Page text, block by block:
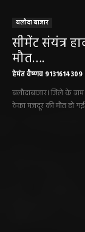
बलौदा बाजार
सीमेंट संयंत्र
मौत….
हेमंत वैष्णव 9131614309
बलौदाबाजार। जिले के
ठेका मजदूर की मौत हो